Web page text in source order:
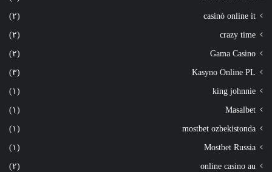
casinò online it (٢)
crazy time (٢)
Gama Casino (٢)
Kasyno Online PL (٣)
king johnnie (١)
Masalbet (١)
mostbet ozbekistonda (١)
Mostbet Russia (١)
online casino au (٢)